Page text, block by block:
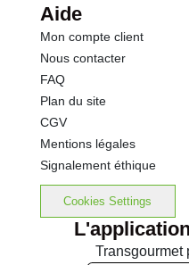
Aide
Mon compte client
Nous contacter
FAQ
Plan du site
CGV
Mentions légales
Signalement éthique
Cookies Settings
Transgourmet